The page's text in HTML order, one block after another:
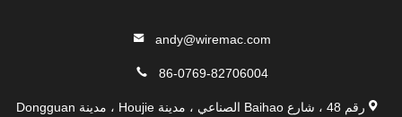
andy@wiremac.com
86-0769-82706004
رقم 48 ، شارع Baihao الصناعي ، مدينة Houjie ، مدينة Dongguan